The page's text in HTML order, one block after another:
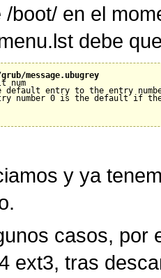
/boot/ en el
debe
message.ubugrey
num
default entry to the entry
number 0 is the default if the
y ya
casos, por
ext3, tras